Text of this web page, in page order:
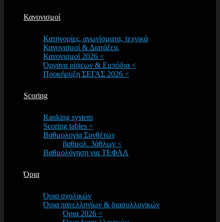
Κανονισμοί
Κατηγορίες, αγωνίσματα, τεχνικά
Κανονισμοί & Διατάξεις
Κανονισμοί 2026 <
Όργανα ρίψεων & Εμπόδια <
Προκήρυξη ΣΕΓΑΣ 2026 <
Scoring
Ranking system
Scoring tables <
Βαθμολογία Συνθέτων
βαθμολ. 3άθλων <
Βαθμολόγηση για ΤΕΦΑΑ
Όρια
Όρια σχολικών
Όρια πανελληνίων & διασυλλογικών
Όρια 2026 <